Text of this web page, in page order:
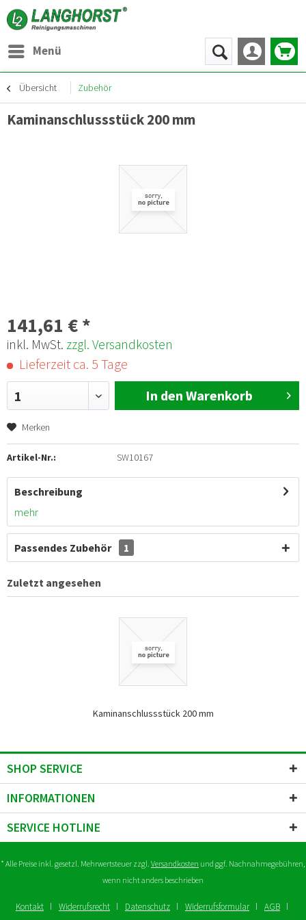
Menü
Übersicht Zubehör
Kaminanschlussstück 200 mm
141,61 € *
inkl. MwSt. zzgl. Versandkosten
Lieferzeit ca. 5 Tage
1 In den Warenkorb
Merken
Artikel-Nr.: SW10167
Beschreibung
mehr
Passendes Zubehör 1
Zuletzt angesehen
Kaminanschlussstück 200 mm
SHOP SERVICE
INFORMATIONEN
SERVICE HOTLINE
* Alle Preise inkl. gesetzl. Mehrwertsteuer zzgl. Versandkosten und ggf. Nachnahmegebühren,
wenn nicht anders beschrieben
Kontakt Widerrufsrecht Datenschutz Widerrufsformular AGB